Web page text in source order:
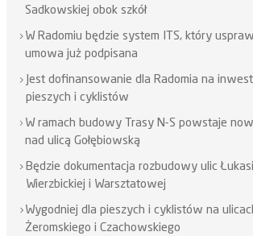
Sadkowskiej obok szkół
W Radomiu będzie system ITS, który
umowa już podpisana
Jest dofinansowanie dla Radomia na
pieszych i cyklistów
W ramach budowy Trasy N-S powstaje
nad ulicą Gołębiowską
Będzie dokumentacja rozbudowy ulic
Wierzbickiej i Warsztatowej
Wygodniej dla pieszych i cyklistów na
Żeromskiego i Czachowskiego